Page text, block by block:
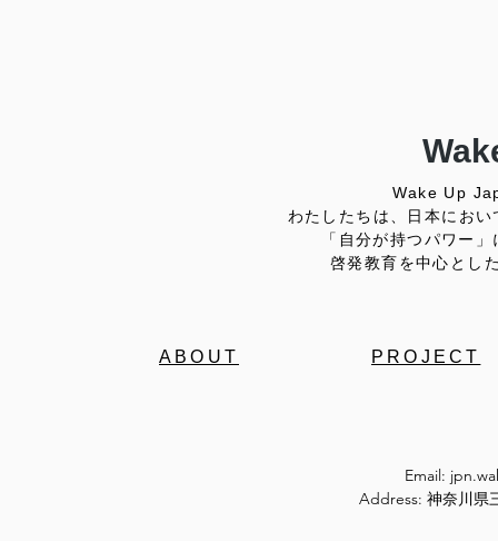
Wake Up
わたしたちは、日本にお
「自分が持つパワー
啓発教育を中心とし
ABOUT PROJECT
Email:
Address: 神奈川県